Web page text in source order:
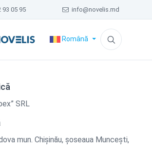
05 95 info@novelis.md
Română
SRL
mun. Chişinău, șoseaua Muncești,